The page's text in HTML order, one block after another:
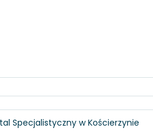
Specjalistyczny w Kościerzynie